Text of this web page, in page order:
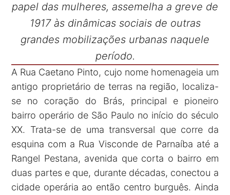
papel das mulheres, assemelha a greve de
1917 às dinâmicas sociais de outras
grandes mobilizações urbanas naquele
período.
A Rua Caetano Pinto, cujo nome homenageia um
antigo proprietário de terras na região, localiza-
se no coração do Brás, principal e pioneiro
bairro operário de São Paulo no início do século
XX. Trata-se de uma transversal que corre da
esquina com a Rua Visconde de Parnaíba até a
Rangel Pestana, avenida que corta o bairro em
duas partes e que, durante décadas, conectou a
cidade operária ao então centro burguês. Ainda